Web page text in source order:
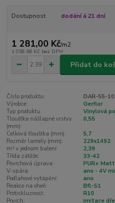
Dostupnost dodání á 21 dní
1 281,00 Kč/m2
1 058,68 Kč bez DPH
Přidat do
Číslo produktu:
DAR-55-
Výrobce:
Gerflor
Typ produktu:
Vinylová
Tloušťka nášlapné vrstvy
(mm):
0,55
Celková tloušťka (mm):
5,7
Rozměr lamely (mm):
229x1492
m² v jednom balení:
2,39
Třída zátěže:
33-42
Povrchová úprava:
PUR+ Matt
V-spára:
ano - 4V
Podlahové vytápění:
ano
Reakce na oheň:
Bfl-S1
Protiskluznost:
R10
Povrch:
imitace